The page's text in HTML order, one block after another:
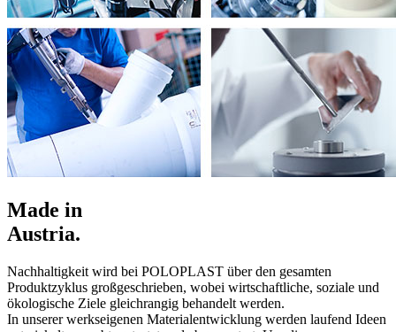
Made in
Austria.
Nachhaltigkeit wird bei POLOPLAST über den gesamten
Produktzyklus großgeschrieben, wobei wirtschaftliche, soziale und
ökologische Ziele gleichrangig behandelt werden.
In unserer werkseigenen Materialentwicklung werden laufend Ideen